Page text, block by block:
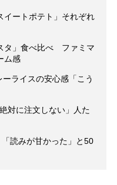
イートポテト」それぞれ
タ」食べ比べ ファミマ
ム感
ライスの安心感「こう
対に注文しない」人た
読みが甘かった」と50